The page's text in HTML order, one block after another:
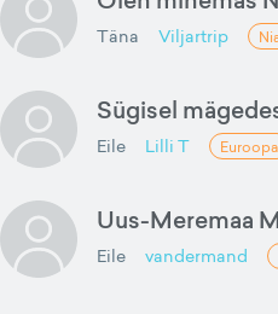
Täna Viljartrip
Sügisel
Eile Lilli T Euroopa
Uus-Meremaa
Eile vandermand